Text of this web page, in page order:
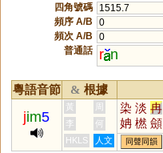
四角號碼
1515.7
頻序 A/B
0
頻次 A/B
0
普通話
r n
粵語音節 & 根據
jim5
黃 周 染 淡 冉
姌 橪 顩
李
何
HKLS
人文 同聲同韻